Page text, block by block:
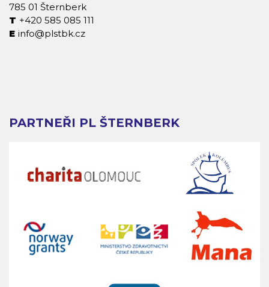
785 01 Šternberk
+420 585 085 111
info@plstbk.cz
PARTNEŘI PL ŠTERNBERK